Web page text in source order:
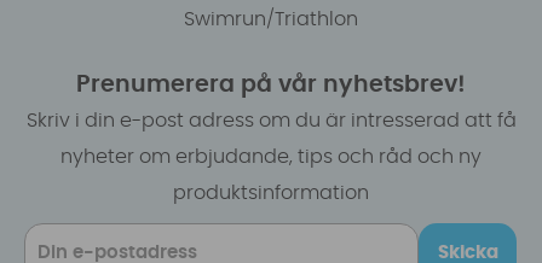
Swimrun/Triathlon
Prenumerera på vår nyhetsbrev!
Skriv i din e-post adress om du är intresserad att få
nyheter om erbjudande, tips och råd och ny
produktsinformation
Skicka